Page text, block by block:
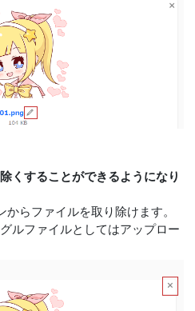
くすることができるようになり
らファイルを取り除けます。
ルファイルとしてはアップロー